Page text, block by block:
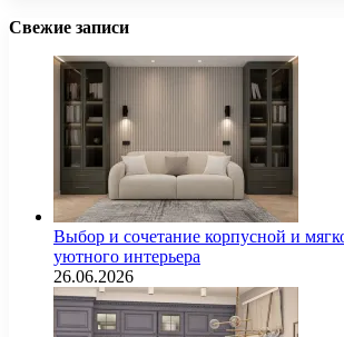
Свежие записи
Выбор и сочетание корпусной и
уютного интерьера
26.06.2026